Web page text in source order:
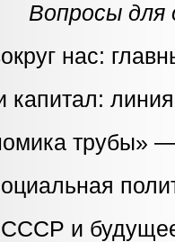
Вопросы для
нас:
капитал:
трубы»
и